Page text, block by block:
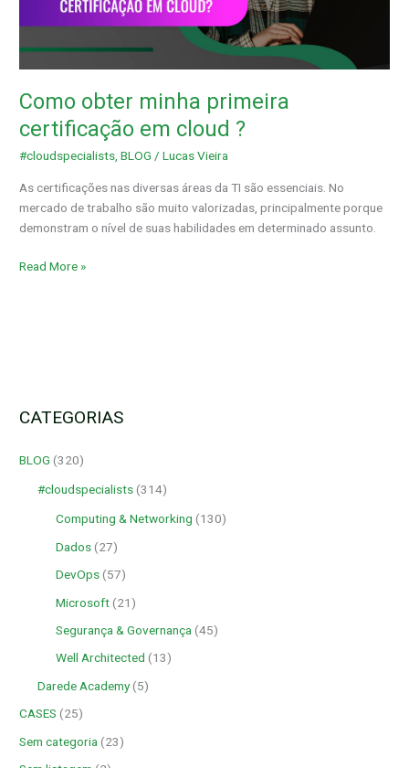
Como obter minha primeira
certificação em cloud ?
#cloudspecialists ,BLOG /Lucas Vieira
As certificações nas diversas áreas da TI são essenciais. No
mercado de trabalho são muito valorizadas, principalmente porque
demonstram o nível de suas habilidades em determinado assunto.
Read More »
CATEGORIAS
BLOG (320)
#cloudspecialists (314)
Computing & Networking (130)
Dados (27)
DevOps (57)
Microsoft (21)
Segurança & Governança (45)
Well Architected (13)
Darede Academy(5)
CASES (25)
Sem categoria (23)